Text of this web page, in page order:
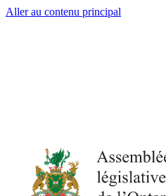
Aller au contenu principal